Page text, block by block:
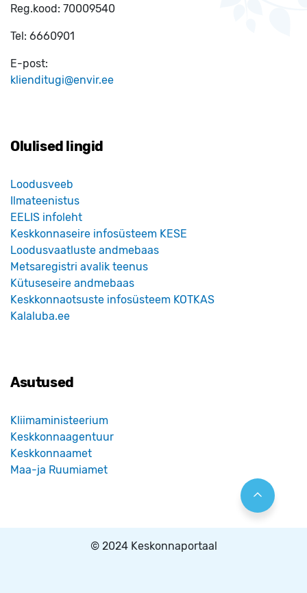
Reg.kood: 70009540
Tel: 6660901
E-post:
klienditugi@envir.ee
Olulised lingid
Loodusveeb
Ilmateenistus
EELIS infoleht
Keskkonnaseire infosüsteem KESE
Loodusvaatluste andmebaas
Metsaregistri avalik teenus
Kütuseseire andmebaas
Keskkonnaotsuste infosüsteem KOTKAS
Kalaluba.ee
Asutused
Kliimaministeerium
Keskkonnaagentuur
Keskkonnaamet
Maa-ja Ruumiamet
© 2024 Keskonnaportaal